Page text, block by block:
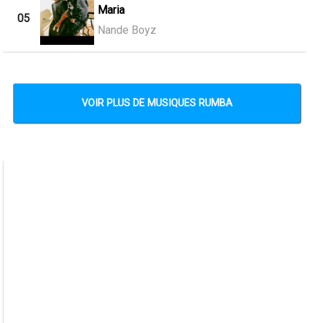
05
Maria
Nande Boyz
VOIR PLUS DE MUSIQUES RUMBA